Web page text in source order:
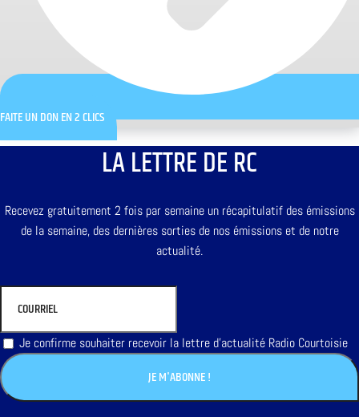
FAITE UN DON EN 2 CLICS
LA LETTRE DE RC
Recevez gratuitement 2 fois par semaine un récapitulatif des émissions
de la semaine, des dernières sorties de nos émissions et de notre
actualité.
Je confirme souhaiter recevoir la lettre d'actualité Radio Courtoisie